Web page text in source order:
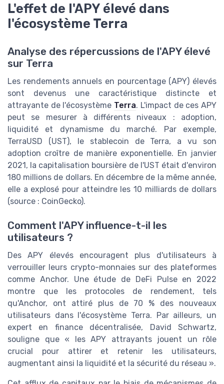
L'effet de l'APY élevé dans
l'écosystème Terra
Analyse des répercussions de l'APY élevé
sur Terra
Les rendements annuels en pourcentage (APY) élevés
sont devenus une caractéristique distincte et
attrayante de l'écosystème Terra. L'impact de ces APY
peut se mesurer à différents niveaux : adoption,
liquidité et dynamisme du marché. Par exemple,
TerraUSD (UST), le stablecoin de Terra, a vu son
adoption croître de manière exponentielle. En janvier
2021, la capitalisation boursière de l'UST était d'environ
180 millions de dollars. En décembre de la même année,
elle a explosé pour atteindre les 10 milliards de dollars
(source : CoinGecko).
Comment l'APY influence-t-il les
utilisateurs ?
Des APY élevés encouragent plus d'utilisateurs à
verrouiller leurs crypto-monnaies sur des plateformes
comme Anchor. Une étude de DeFi Pulse en 2022
montre que les protocoles de rendement, tels
qu'Anchor, ont attiré plus de 70 % des nouveaux
utilisateurs dans l'écosystème Terra. Par ailleurs, un
expert en finance décentralisée, David Schwartz,
souligne que « les APY attrayants jouent un rôle
crucial pour attirer et retenir les utilisateurs,
augmentant ainsi la liquidité et la sécurité du réseau ».